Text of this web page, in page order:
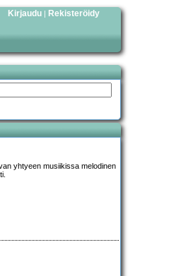
Kirjaudu | Rekisteröidy
yhtyeen musiikissa melodinen